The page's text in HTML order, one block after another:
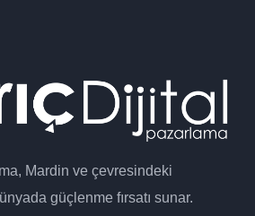
Mardin ve çevresindeki
güçlenme fırsatı sunar.